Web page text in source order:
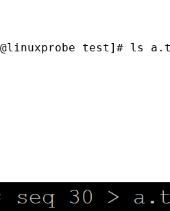
test]# ls